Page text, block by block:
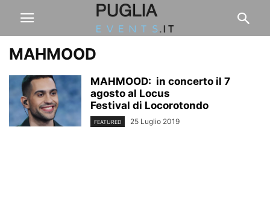
MAHMOOD
MAHMOOD: in concerto il 7
agosto al Locus
Festival di Locorotondo
FEATURED 25 Luglio 2019